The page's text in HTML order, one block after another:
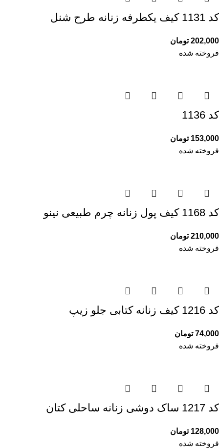
کد 1131 کیف یکطرفه زنانه طرح شنل
202,000 تومان
فروخته شده
کد 1136
153,000 تومان
فروخته شده
کد 1168 کیف پول زنانه چرم طبیعی نینو
210,000 تومان
فروخته شده
کد 1216 کیف زنانه کتابی جلو زیپ
74,000 تومان
فروخته شده
کد 1217 ساک دوشی زنانه ساحلی کتان
128,000 تومان
فروخته شده